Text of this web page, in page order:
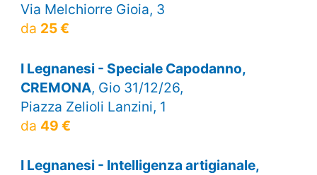
Via Melchiorre Gioia, 3
da 25 €
I Legnanesi - Speciale Capodanno,
CREMONA, Gio 31/12/26,
Piazza Zelioli Lanzini, 1
da 49 €
I Legnanesi - Intelligenza artigianale,